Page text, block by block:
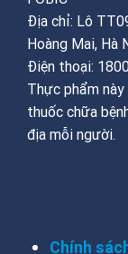
Địa chỉ: Lô
Hoàng Mai, Hà
Điện thoại:
Thực phẩm
thuốc chữa
địa mỗi người.
Chính